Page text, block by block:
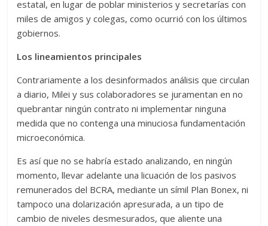
estatal, en lugar de poblar ministerios y secretarías con
miles de amigos y colegas, como ocurrió con los últimos
gobiernos.
Los lineamientos principales
Contrariamente a los desinformados análisis que circulan
a diario, Milei y sus colaboradores se juramentan en no
quebrantar ningún contrato ni implementar ninguna
medida que no contenga una minuciosa fundamentación
microeconómica.
Es así que no se habría estado analizando, en ningún
momento, llevar adelante una licuación de los pasivos
remunerados del BCRA, mediante un símil Plan Bonex, ni
tampoco una dolarización apresurada, a un tipo de
cambio de niveles desmesurados, que aliente una